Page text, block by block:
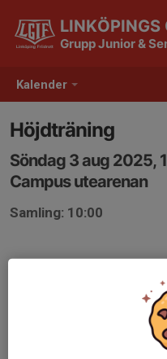
Kalender
LINKÖPINGS
Grupp Junior &
Höjdträning
Söndag 3 aug 2025,
Campus utearenan
Samling: 10:00